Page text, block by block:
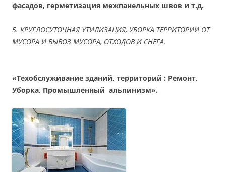
фасадов, герметизация межпанельных швов и т.д.
5. КРУГЛОСУТОЧНАЯ УТИЛИЗАЦИЯ, УБОРКА ТЕРРИТОРИИ ОТ
МУСОРА И ВЫВОЗ МУСОРА, ОТХОДОВ И СНЕГА.
«Техобслуживание зданий, территорий : Ремонт,
Уборка, Промышленный альпинизм».